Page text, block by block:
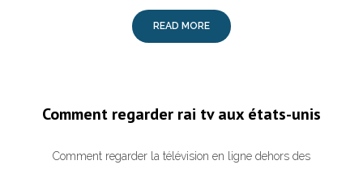
READ MORE
Comment regarder rai tv aux états-unis
Comment regarder la télévision en ligne dehors des